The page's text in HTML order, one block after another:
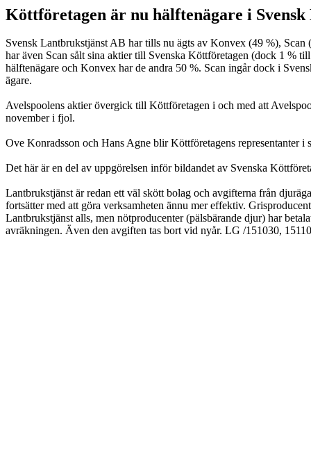
Köttföretagen är nu hälftenägare i
Svensk Lantbrukstjänst AB har tills nu ägts av Konvex (49 %),
har även Scan sålt sina aktier till Svenska Köttföretagen (dock 1 %
hälftenägare och Konvex har de andra 50 %. Scan ingår dock i
ägare.
Avelspoolens aktier övergick till Köttföretagen i och med att
november i fjol.
Ove Konradsson och Hans Agne blir Köttföretagens representanter i
Det här är en del av uppgörelsen inför bildandet av Svenska
Lantbrukstjänst är redan ett väl skött bolag och avgifterna från
fortsätter med att göra verksamheten ännu mer effektiv.
Lantbrukstjänst alls, men nötproducenter (pälsbärande djur) har
avräkningen. Även den avgiften tas bort vid nyår. LG /151030,